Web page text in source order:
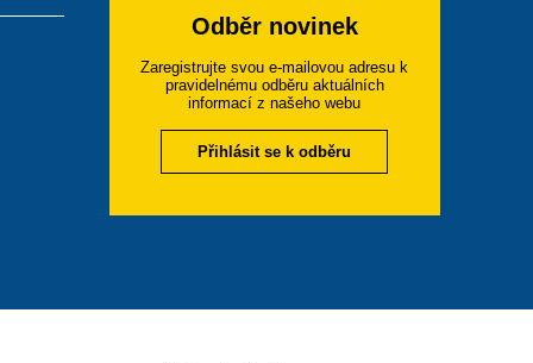
Odběr novinek
Zaregistrujte svou e-mailovou adresu k
pravidelnému odběru aktuálních
informací z našeho webu
Přihlásit se k odběru